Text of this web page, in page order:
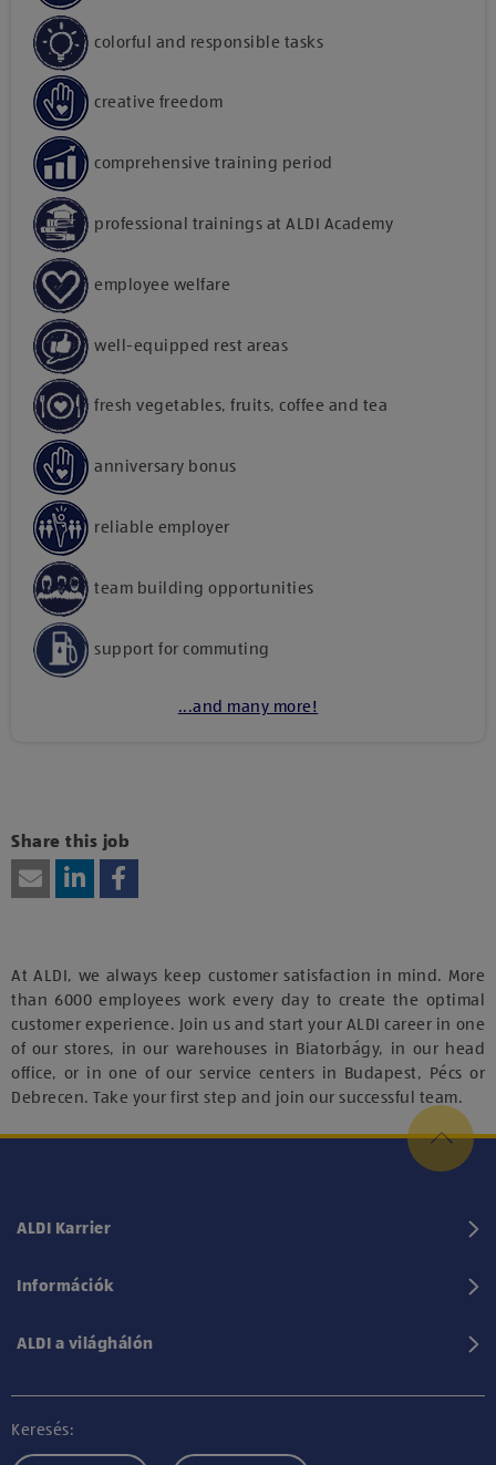
colorful and responsible tasks
creative freedom
comprehensive training period
professional trainings at ALDI Academy
employee welfare
well-equipped rest areas
fresh vegetables, fruits, coffee and tea
anniversary bonus
reliable employer
team building opportunities
support for commuting
...and many more!
vagy technológiájának használatához.
Share this job
At ALDI, we always keep customer satisfaction in mind. More
than 6000 employees work every day to create the optimal
customer experience. Join us and start your ALDI career in one
of our stores, in our warehouses in Biatorbágy, in our head
office, or in one of our service centers in Budapest, Pécs or
Debrecen. Take your first step and join our successful team.
ALDI Karrier
Információk
ALDI a világhálón
Keresés: